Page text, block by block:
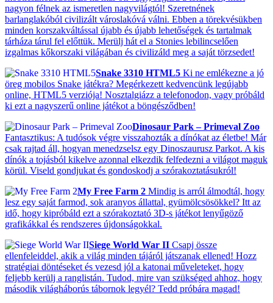
nagyon félnek az ismeretlen nagyvilágtól! Szeretnének
barlanglakóból civilizált városlakóvá válni. Ebben a törekvésükben
minden korszakváltással újabb és újabb lehetőségek és tartalmak
tárháza tárul fel előttük. Merülj hát el a Stonies lebilincselően
izgalmas kőkorszaki világában és civilizáld meg a saját törzsedet!
Snake 3310 HTML5 Ki ne emlékezne a jó
öreg mobilos Snake játékra? Megérkezett kedvencünk legújabb
online, HTML5 verziója! Nosztalgiázz a telefonodon, vagy próbáld
ki ezt a nagyszerű online játékot a böngésződben!
Dinosaur Park – Primeval Zoo
Fantasztikus: A tudósok végre visszahozták a dínókat az életbe! Már
csak rajtad áll, hogyan menedzselsz egy Dinoszaurusz Parkot. A kis
dínók a tojásból kikelve azonnal elkezdik felfedezni a világot maguk
körül. Viseld gondjukat és gondoskodj a szórakoztatásukról!
My Free Farm 2 Mindig is arról álmodtál, hogy
lesz egy saját farmod, sok aranyos állattal, gyümölcsösökkel? Itt az
idő, hogy kipróbáld ezt a szórakoztató 3D-s játékot lenyűgöző
grafikákkal és rendszeres újdonságokkal.
Siege World War II Csapj össze
ellenfeleiddel, akik a világ minden tájáról játszanak ellened! Hozz
stratégiai döntéseket és vezesd jól a katonai műveleteket, hogy
feljebb kerülj a ranglistán. Tudod, mire van szükséged ahhoz, hogy
második világháborús tábornok legyél? Tedd próbára magad!